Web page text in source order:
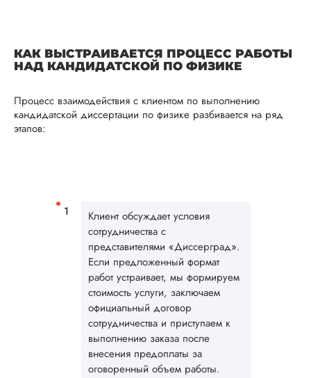
КАК ВЫСТРАИВАЕТСЯ ПРОЦЕСС РАБОТЫ
НАД КАНДИДАТСКОЙ ПО ФИЗИКЕ
Процесс взаимодействия с клиентом по выполнению
кандидатской диссертации по физике разбивается на ряд
этапов:
Клиент обсуждает условия
сотрудничества с
представителями «Диссерград».
Если предложенный формат
работ устраивает, мы формируем
стоимость услуги, заключаем
официальный договор
сотрудничества и приступаем к
выполнению заказа после
внесения предоплаты за
оговоренный объем работы.
доработку по
замечаний,
научруком.
Понравилось то,
диссертация